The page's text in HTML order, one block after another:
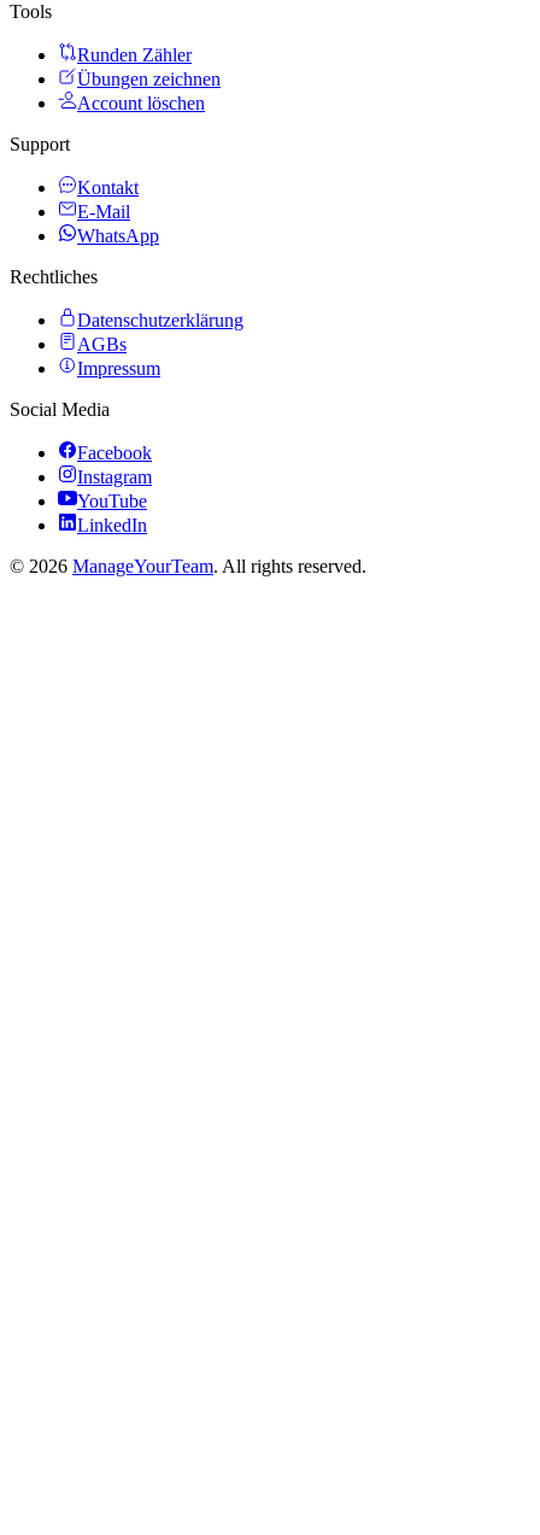
Tools
Runden Zähler
Übungen zeichnen
Account löschen
Support
Kontakt
E-Mail
WhatsApp
Rechtliches
Datenschutzerklärung
AGBs
Impressum
Social Media
Facebook
Instagram
YouTube
LinkedIn
© 2026 ManageYourTeam. All rights reserved.